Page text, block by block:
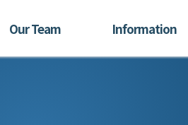
Our Team Information